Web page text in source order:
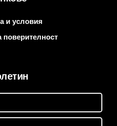
и условия
поверителност